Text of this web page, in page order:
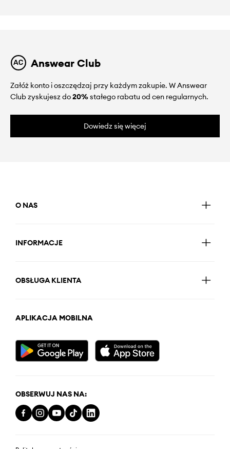
Answear Club
Załóż konto i oszczędzaj przy każdym zakupie. W Answear
Club zyskujesz do20%stałego rabatu od cen regularnych.
Dowiedz się więcej
O NAS
INFORMACJE
OBSŁUGA KLIENTA
APLIKACJA MOBILNA
OBSERWUJ NAS NA: